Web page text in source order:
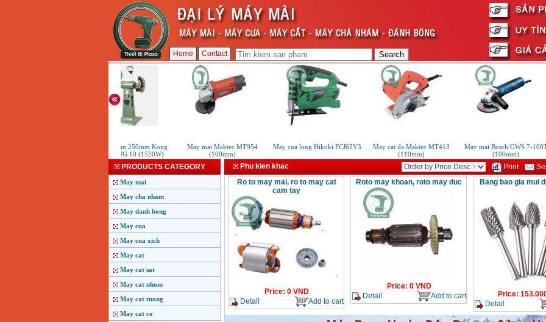
Home Contact
May mai ban 250mm Kong
Sung KSUG 10 (1520W)
May mai Maktec MT954
(100mm)
May cua long Hikoki FCJ65V3
May cat da Maktec MT413
(110mm)
May mai Bosch GWS 7-100T
(100mm)
PRODUCTS CATEGORY
May mai
May cha nham
May danh bong
May cua
May cua xich
May cat
May cat sat
May cat nhom
May cat tuong
May cat co
Phu kien khac Print
Ro to may mai, ro to may cat
cam tay
Price: 0VND
Detail
Add to cart
Roto may khoan, roto may duc
Price: 0VND
Detail
Add to cart
Bang bao gia mui
Price:
Detail